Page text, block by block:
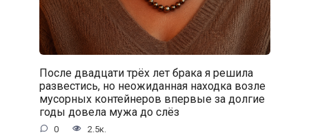
После двадцати трёх лет брака я решила
развестись, но неожиданная находка возле
мусорных контейнеров впервые за долгие
годы довела мужа до слёз
0 2.5к.